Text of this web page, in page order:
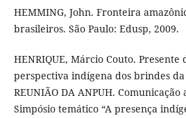
HEMMING, John. Fronteira
brasileiros. São Paulo: Edusp, 2009.
HENRIQUE, Márcio Couto. Presente
perspectiva indígena dos brindes
REUNIÃO DA ANPUH.
Simpósio temático “A presença